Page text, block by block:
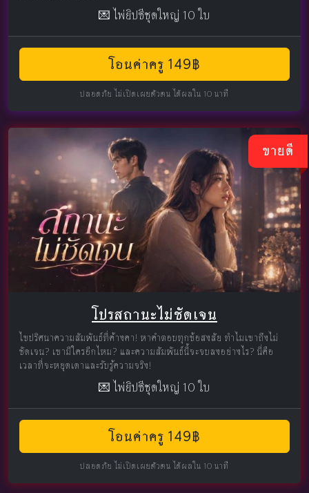
💌 ไพ่ยิปซีชุดใหญ่ 10 ใบ
โอนค่าครู 149฿
ปลอดภัย ไม่เปิดเผยตัวตน ได้ผลใน 10 นาที
ขายดี
โปรสถานะไม่ชัดเจน
ไขปริศนาความสัมพันธ์ที่ค้างคา! หาคำตอบทุกข้อสงสัย ทำไมเขาถึงไม่
ชัดเจน? เขามีใครอีกไหม? และความสัมพันธ์นี้จะจบลงอย่างไร? นี่คือ
เวลาที่จะหยุดเดาและรับรู้ความจริง!
💌 ไพ่ยิปซีชุดใหญ่ 10 ใบ
โอนค่าครู 149฿
ปลอดภัย ไม่เปิดเผยตัวตน ได้ผลใน 10 นาที